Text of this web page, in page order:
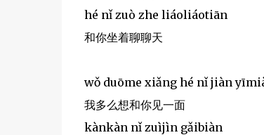
hé nǐ zuò zhe liáoliáotiān
和你坐着聊聊天
wǒ duōme xiǎng hé nǐ jiàn
我多么想和你见一面
kànkàn nǐ zuìjìn gǎibiàn